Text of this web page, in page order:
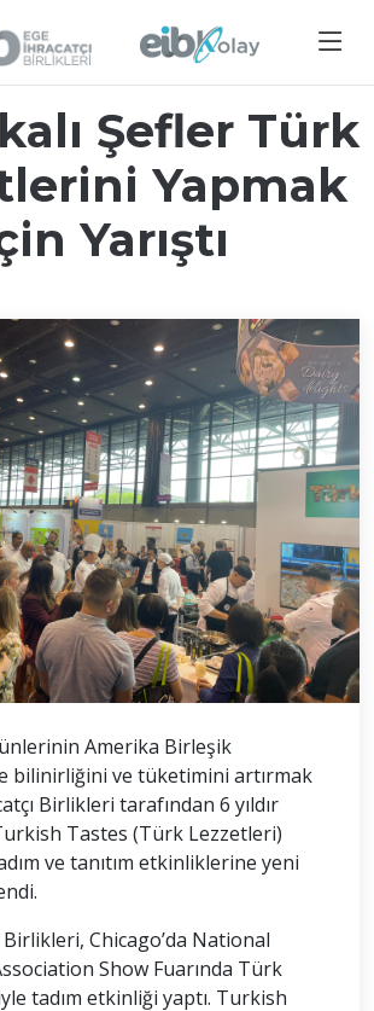
Şefler Türk
Yapmak
Yarıştı
Amerika Birleşik
bilinirliğini ve tüketimini artırmak
Birlikleri tarafından 6 yıldır
Tastes (Türk Lezzetleri)
ve tanıtım etkinliklerine yeni
Birlikleri, Chicago’da National
Show Fuarında Türk
tadım etkinliği yaptı. Turkish